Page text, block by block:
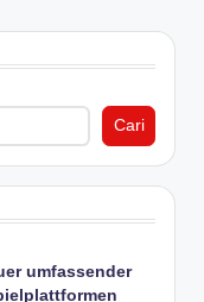
Cari
umfassender